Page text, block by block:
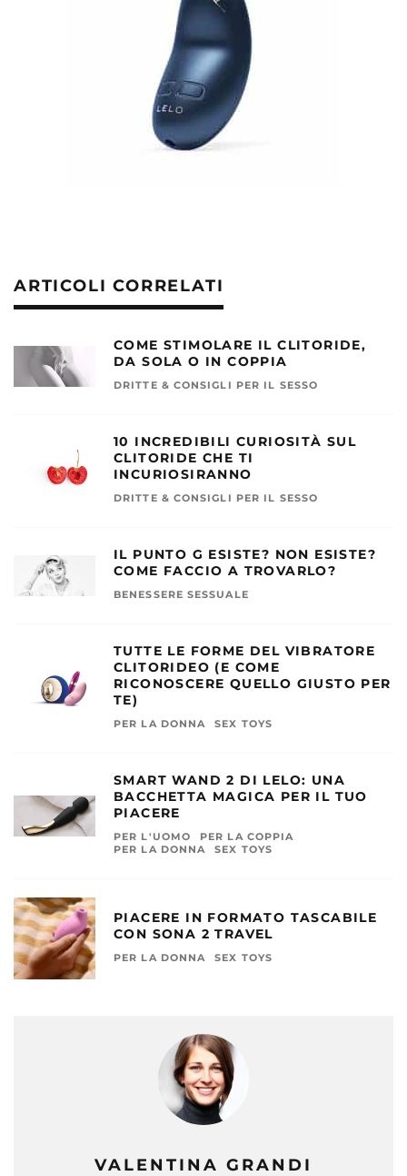
VALENTINA GRANDI
ARTICOLI CORRELATI
COME STIMOLARE IL CLITORIDE,
DA SOLA O IN COPPIA
DRITTE & CONSIGLI PER IL SESSO
10 INCREDIBILI CURIOSITÀ SUL
CLITORIDE CHE TI
INCURIOSIRANNO
DRITTE & CONSIGLI PER IL SESSO
IL PUNTO G ESISTE? NON ESISTE?
COME FACCIO A TROVARLO?
BENESSERE SESSUALE
TUTTE LE FORME DEL VIBRATORE
CLITORIDEO (E COME
RICONOSCERE QUELLO GIUSTO PER
TE)
PER LA DONNA SEX TOYS
SMART WAND 2 DI LELO: UNA
BACCHETTA MAGICA PER IL TUO
PIACERE
PER L'UOMO
PER LA COPPIA
PER LA DONNA
SEX TOYS
PIACERE IN FORMATO TASCABILE
CON SONA 2 TRAVEL
PER LA DONNA SEX TOYS